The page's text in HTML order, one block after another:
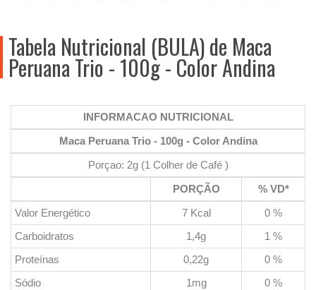
Tabela Nutricional (BULA) de Maca
Peruana Trio - 100g - Color Andina
INFORMACAO NUTRICIONAL
Maca Peruana Trio - 100g - Color Andina
Porçao: 2g (1 Colher de Café )
PORÇÃO
% VD*
Valor Energético
7 Kcal
0 %
Carboidratos
1,4g
1 %
Proteínas
0,22g
0 %
Sódio
1mg 0 %